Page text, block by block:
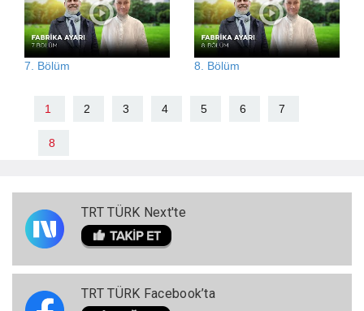
7. Bölüm 8. Bölüm
1 2 3 4 5 6 7
8
TRT TÜRK Next'te
TRT TÜRK Facebook’ta